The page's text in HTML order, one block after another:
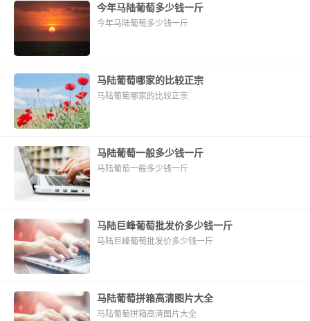
今年马陆葡萄多少钱一斤
今年马陆葡萄多少钱一斤
马陆葡萄哪家的比较正宗
马陆葡萄哪家的比较正宗
马陆葡萄一般多少钱一斤
马陆葡萄一般多少钱一斤
马陆巨峰葡萄批发价多少钱一斤
马陆巨峰葡萄批发价多少钱一斤
马陆葡萄拼箱高清图片大全
马陆葡萄拼箱高清图片大全